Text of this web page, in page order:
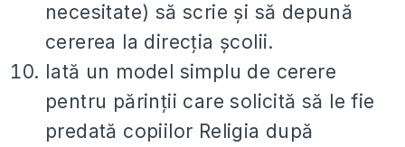
necesitate) să scrie şi să depună
cererea la direcţia şcolii.
Iată un model simplu de cerere
pentru părinţii care solicită să le fie
predată copiilor Religia după